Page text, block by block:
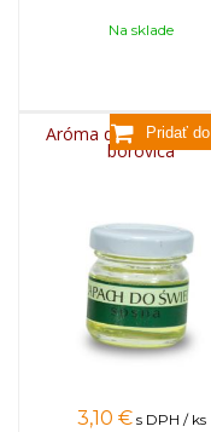
Na sklade
Aróma do sviečok,
borovica
3,10 € s DPH / ks